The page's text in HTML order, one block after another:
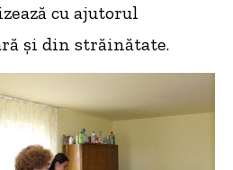
cu ajutorul
și din străinătate.